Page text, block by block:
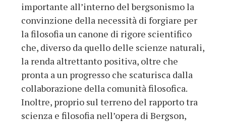
importante all’interno del bergsonismo la
convinzione della necessità di forgiare per
la filosofia un canone di rigore scientifico
che, diverso da quello delle scienze naturali,
la renda altrettanto positiva, oltre che
pronta a un progresso che scaturisca dalla
collaborazione della comunità filosofica.
Inoltre, proprio sul terreno del rapporto tra
scienza e filosofia nell’opera di Bergson,